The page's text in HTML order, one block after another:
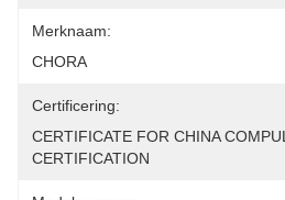
Merknaam:
CHORA
Certificering:
CERTIFICATE FOR CHINA
CERTIFICATION